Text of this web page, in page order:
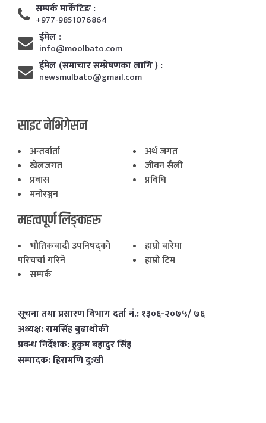
सम्पर्क मार्केटिङ :
+977-9851076864
ईमेल :
info@moolbato.com
ईमेल (समाचार सम्प्रेषणका लागि ) :
newsmulbato@gmail.com
साइट नेभिगेसन
अन्तर्वार्ता
अर्थ जगत
खेलजगत
जीवन सैली
प्रवास
प्रविधि
मनोरञ्जन
महत्वपूर्ण लिङ्कहरू
भाैतिकवादी उपनिषद्काे
परिचर्चा गरिने
हाम्राे बारेमा
हाम्राे टिम
सम्पर्क
सूचना तथा प्रसारण विभाग दर्ता नं.: १३०६-२०७५/ ७६
अध्यक्ष: रामसिंह बुढाथाेकी
प्रबन्ध निर्देशक: हुकुम बहादुर सिंह
सम्पादक: हिरामणि दु:खी